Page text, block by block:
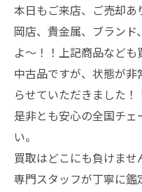
本日もご来店、ご売却
岡店、貴金属、ブラン
よ～！！上記商品なども
中古品ですが、状態が
らせていただきました！
是非とも安心の全国チ
い。
買取はどこにも負けませ
専門スタッフが丁寧に